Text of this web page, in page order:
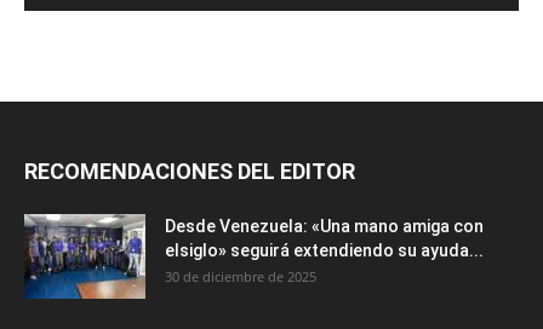
RECOMENDACIONES DEL EDITOR
Desde Venezuela: «Una mano amiga con
elsiglo» seguirá extendiendo su ayuda...
30 de diciembre de 2025